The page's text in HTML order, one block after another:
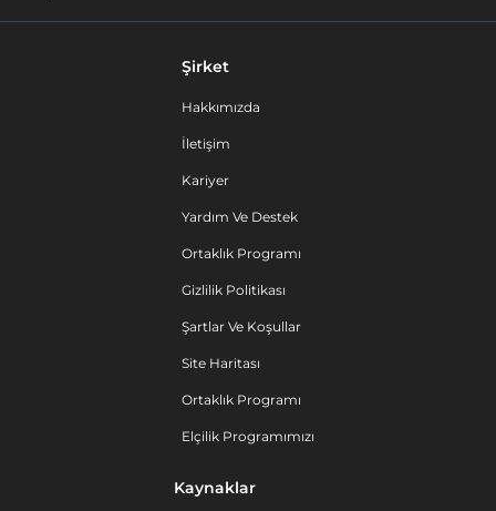
Şirket
Hakkımızda
İletişim
Kariyer
Yardım Ve Destek
Ortaklık Programı
Gizlilik Politikası
Şartlar Ve Koşullar
Site Haritası
Ortaklık Programı
Elçilik Programımızı
Kaynaklar